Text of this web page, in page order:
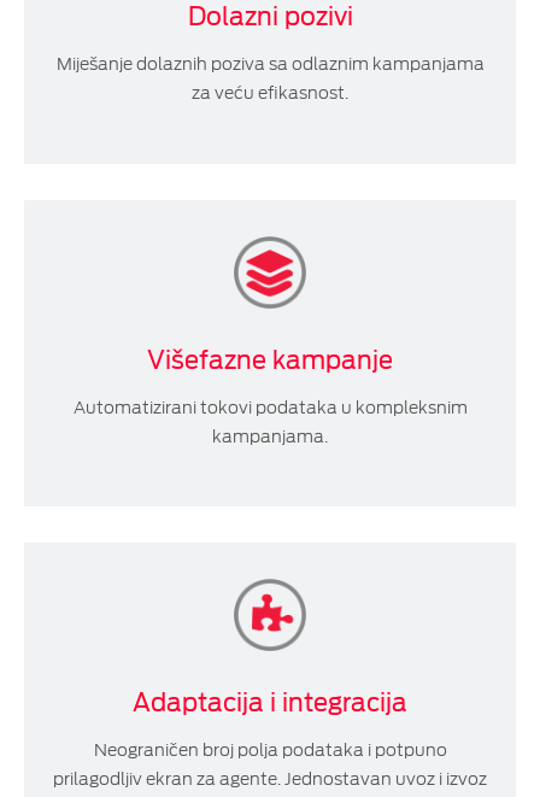
Dolazni pozivi
Miješanje dolaznih poziva sa odlaznim kampanjama
za veću efikasnost.
Višefazne kampanje
Automatizirani tokovi podataka u kompleksnim
kampanjama.
Adaptacija i integracija
Neograničen broj polja podataka i potpuno
prilagodljiv ekran za agente. Jednostavan uvoz i izvoz